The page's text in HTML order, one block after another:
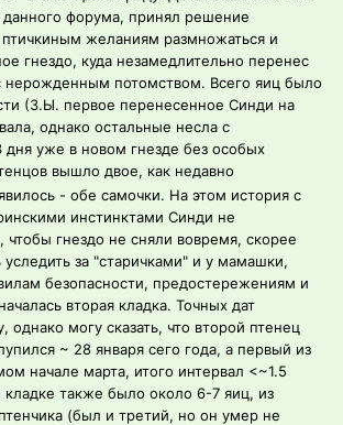
данного форума, принял решение
птичкиным желаниям размножаться и
гнездо, куда незамедлительно перенес
нерожденным потомством. Всего яиц было
(З.Ы. первое перенесенное Синди на
однако остальные несла с
дня уже в новом гнезде без особых
вышло двое, как недавно
- обе самочки. На этом история с
инстинктами Синди не
чтобы гнездо не сняли вовремя, скорее
уследить за "старичками" и у мамашки,
безопасности, предостережениям и
вторая кладка. Точных дат
однако могу сказать, что второй птенец
~ 28 января сего года, а первый из
начале марта, итого интервал <~1.5
кладке также было около 6-7 яиц, из
(был и третий, но он умер не